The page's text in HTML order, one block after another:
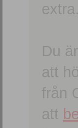
extra.
Du
att
från
att